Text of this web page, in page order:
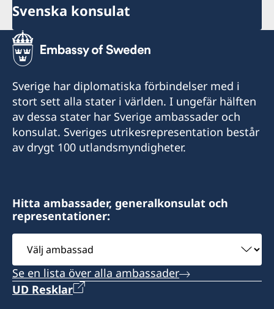
Svenska konsulat
Sverige har diplomatiska förbindelser med i
stort sett alla stater i världen. I ungefär hälften
av dessa stater har Sverige ambassader och
konsulat. Sveriges utrikesrepresentation består
av drygt 100 utlandsmyndigheter.
Hitta ambassader, generalkonsulat och
representationer:
Välj
ambassad
Se en lista över alla ambassader
UD Resklar